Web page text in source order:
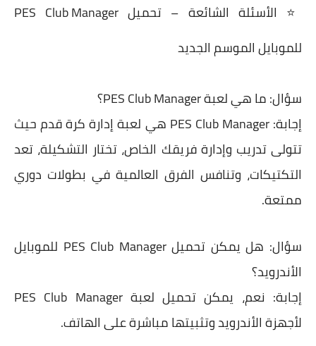
⭐
الأسئلة الشائعة – تحميل PES Club Manager
للموبايل الموسم الجديد
سؤال:ما هي لعبة PES Club Manager؟
إجابة:
PES Club Manager هي لعبة إدارة كرة قدم حيث
تتولى تدريب وإدارة فريقك الخاص، تختار التشكيلة، تعد
التكتيكات، وتنافس الفرق العالمية في بطولات دوري
ممتعة.
سؤال:
هل يمكن تحميل PES Club Manager للموبايل
الأندرويد؟
إجابة:
نعم، يمكن تحميل لعبة PES Club Manager
لأجهزة الأندرويد وتثبيتها مباشرة على الهاتف.